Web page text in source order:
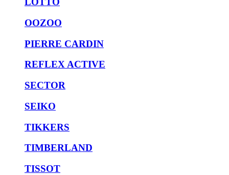
OOZOO
PIERRE CARDIN
REFLEX ACTIVE
SECTOR
SEIKO
TIKKERS
TIMBERLAND
TISSOT